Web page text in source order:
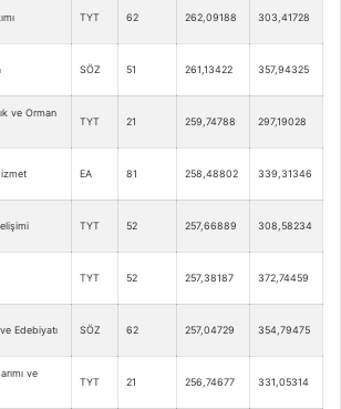
TYT 62 262,09188 303,41728
SÖZ 51 261,13422 357,94325
ve Orman
TYT 21 259,74788 297,19028
EA 81 258,48802 339,31346
TYT 52 257,66889 308,58234
TYT 52 257,38187 372,74459
Edebiyatı SÖZ 62 257,04729 354,79475
ve
TYT 21 256,74677 331,05314